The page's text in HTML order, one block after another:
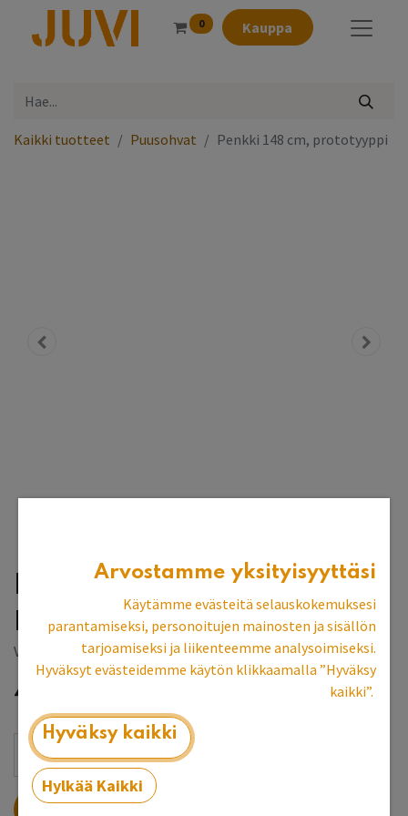
0 Kauppa
Kaikki tuotteet Puusohvat Penkki 148 cm, prototyyppi
Penkki 148 cm,
prototyyppi
Vantaan myymälän esittelykpl
469,32
LISÄÄ OSTOSKORIIN
Arvostamme yksityisyyttäsi
Käytämme evästeitä selauskokemuksesi
parantamiseksi, personoitujen mainosten ja sisällön
tarjoamiseksi ja liikenteemme analysoimiseksi.
Hyväksyt evästeidemme käytön klikkaamalla ”Hyväksy
kaikki”.
Hyväksy kaikki
Hylkää Kaikki